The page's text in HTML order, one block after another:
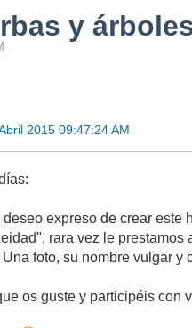
y
2015 09:47:24 AM
deseo expreso de crear este
rara vez le
Una foto, su nombre vulgar
os guste y participéis con